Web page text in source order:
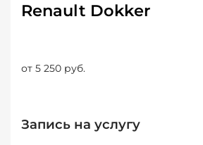
Renault Dokker
от 5 250 руб.
Запись на услугу